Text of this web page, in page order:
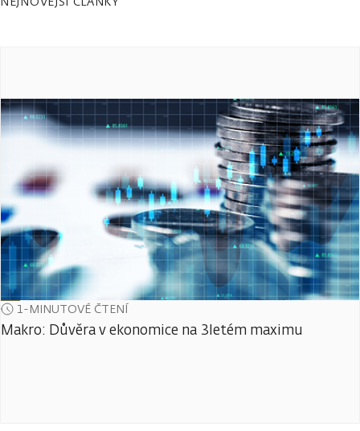
1-MINUTOVÉ ČTENÍ
Makro: Důvěra v ekonomice na 3letém maximu